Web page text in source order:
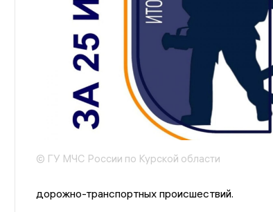
© ГУ МЧС России по Курской области
дорожно-транспортных происшествий.